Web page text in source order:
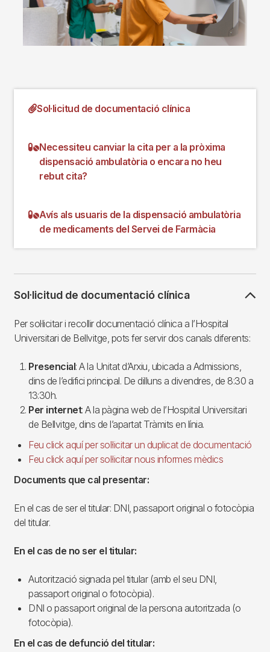
Sol·licitud de documentació clínica
Necessiteu canviar la cita per a la pròxima
dispensació ambulatòria o encara no heu
rebut cita?
Avís als usuaris de la dispensació ambulatòria
de medicaments del Servei de Farmàcia
Sol·licitud de documentació clínica
Per sol·licitar i recollir documentació clínica a l’Hospital
Universitari de Bellvitge, pots fer servir dos canals diferents:
Presencial: A la Unitat d’Arxiu, ubicada a Admissions,
dins de l’edifici principal. De dilluns a divendres, de 8:30 a
13:30h.
Per internet: A la pàgina web de l’Hospital Universitari
de Bellvitge, dins de l’apartat Tràmits en línia.
Feu click aquí per sol·licitar un duplicat de documentació
Feu click aquí per sol·licitar nous informes mèdics
Documents que cal presentar:
En el cas de ser el titular: DNI, passaport original o fotocòpia
del titular.
En el cas de no ser el titular:
Autorització signada pel titular (amb el seu DNI,
passaport original o fotocòpia).
DNI o passaport original de la persona autoritzada (o
fotocòpia).
En el cas de defunció del titular: